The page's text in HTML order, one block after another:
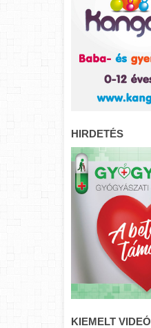
HIRDETÉS
KIEMELT VIDEÓ